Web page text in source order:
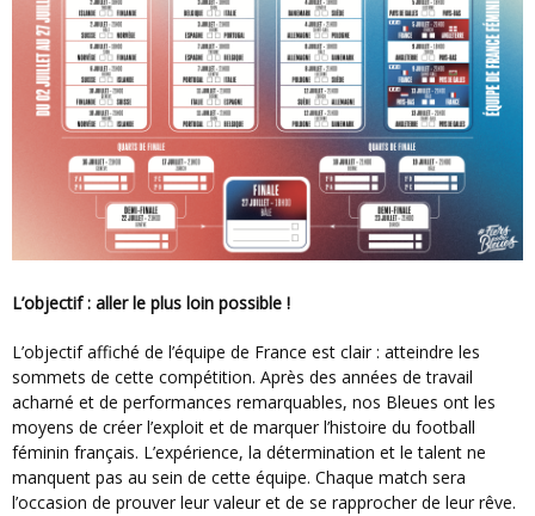
L’objectif : aller le plus loin possible !
L’objectif affiché de l’équipe de France est clair : atteindre les
sommets de cette compétition. Après des années de travail
acharné et de performances remarquables, nos Bleues ont les
moyens de créer l’exploit et de marquer l’histoire du football
féminin français. L’expérience, la détermination et le talent ne
manquent pas au sein de cette équipe. Chaque match sera
l’occasion de prouver leur valeur et de se rapprocher de leur rêve.